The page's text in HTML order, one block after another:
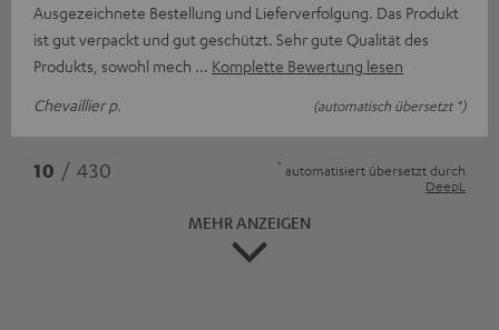
Ausgezeichnete Bestellung und Lieferverfolgung. Das Produkt
ist gut verpackt und gut geschützt. Sehr gute Qualität des
Produkts, sowohl mech
Komplette Bewertung lesen
Chevaillier p.
(automatisch übersetzt *)
10 / 430 * automatisiert übersetzt durch
DeepL
MEHR ANZEIGEN